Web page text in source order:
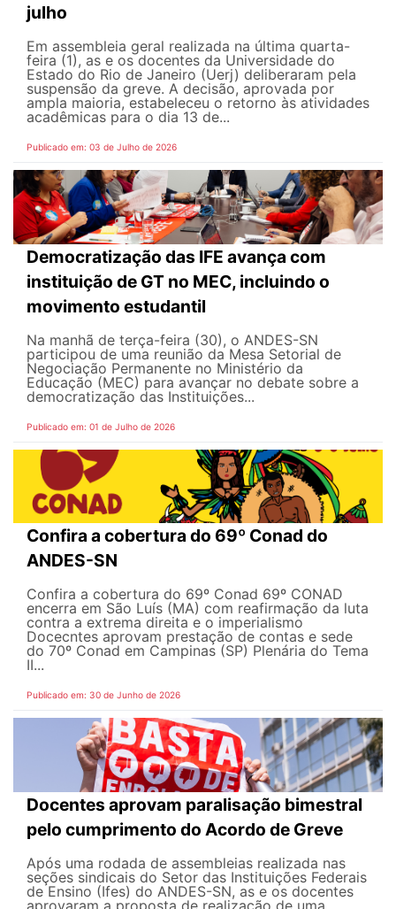
julho
Em assembleia geral realizada na última quarta-
feira (1), as e os docentes da Universidade do
Estado do Rio de Janeiro (Uerj) deliberaram pela
suspensão da greve. A decisão, aprovada por
ampla maioria, estabeleceu o retorno às atividades
acadêmicas para o dia 13 de...
Publicado em: 03 de Julho de 2026
Democratização das IFE avança com
instituição de GT no MEC, incluindo o
movimento estudantil
Na manhã de terça-feira (30), o ANDES-SN
participou de uma reunião da Mesa Setorial de
Negociação Permanente no Ministério da
Educação (MEC) para avançar no debate sobre a
democratização das Instituições...
Publicado em: 01 de Julho de 2026
Confira a cobertura do 69º Conad do
ANDES-SN
Confira a cobertura do 69º Conad 69º CONAD
encerra em São Luís (MA) com reafirmação da luta
contra a extrema direita e o imperialismo
Docecntes aprovam prestação de contas e sede
do 70º Conad em Campinas (SP) Plenária do Tema
II...
Publicado em: 30 de Junho de 2026
Docentes aprovam paralisação bimestral
pelo cumprimento do Acordo de Greve
Após uma rodada de assembleias realizada nas
seções sindicais do Setor das Instituições Federais
de Ensino (Ifes) do ANDES-SN, as e os docentes
aprovaram a proposta de realização de uma